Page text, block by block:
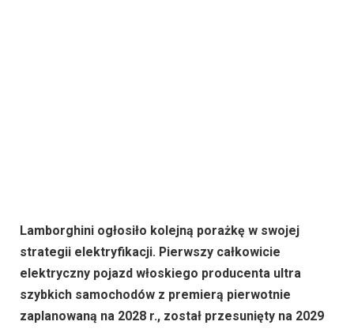
Lamborghini ogłosiło kolejną porażkę w swojej
strategii elektryfikacji. Pierwszy całkowicie
elektryczny pojazd włoskiego producenta ultra
szybkich samochodów z premierą pierwotnie
zaplanowaną na 2028 r., został przesunięty na 2029